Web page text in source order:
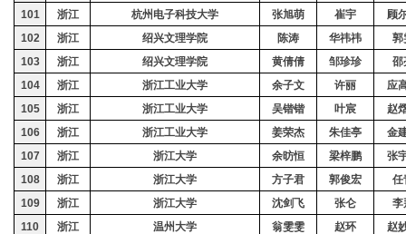
101
浙江 杭州电子科技大学 张旭萌 崔宇
顾
102
浙江 绍兴文理学院 陈涛 华祎祎
郭
103
浙江 绍兴文理学院 黄倩倩 邹珍珍
邵
104
浙江 浙江工业大学 余子文 许丽
应
105
浙江 浙江工业大学 吴锴锴 叶宸
赵
106
浙江 浙江工业大学 姜荣杰 朱佳亭
金
107
浙江 浙江大学 余昉恒 梁梓鹏
张
108
浙江 浙江大学 方子君 郭俊宏
任
109
浙江 浙江大学 沈剑飞 张仑
李
110
浙江 温州大学 翁雯雯 赵环
赵